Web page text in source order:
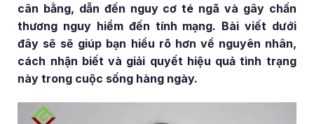
cân bằng, dẫn đến nguy cơ té ngã và gây chấn
thương nguy hiểm đến tính mạng. Bài viết dưới
đây sẽ sẽ giúp bạn hiểu rõ hơn về nguyên nhân,
cách nhận biết và giải quyết hiệu quả tình trạng
này trong cuộc sống hàng ngày.